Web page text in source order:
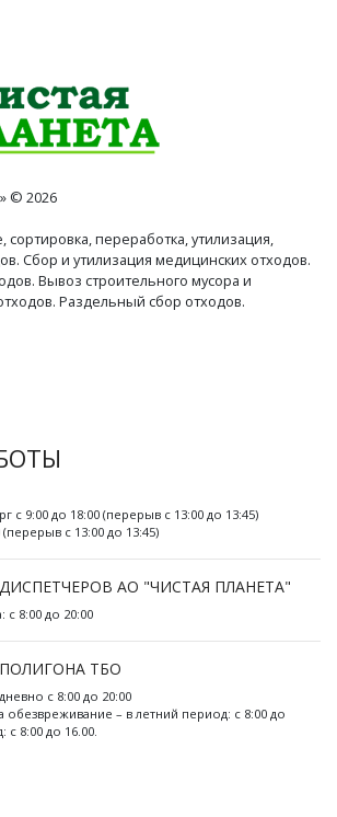
© 2026
сортировка, переработка, утилизация,
Сбор и утилизация медицинских отходов.
Вывоз строительного мусора и
Раздельный сбор отходов.
с 9:00 до 18:00 (перерыв с 13:00 до 13:45)
с 13:00 до 13:45)
АО "ЧИСТАЯ ПЛАНЕТА"
с 8:00 до 20:00
ТБО
с 8:00 до 20:00
обезвреживание – в летний период: с 8:00 до
с 8:00 до 16.00.